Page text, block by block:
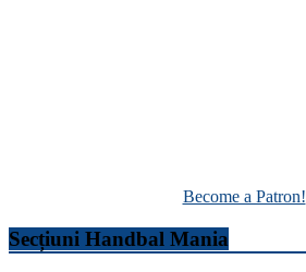
Become a Patron!
Secțiuni Handbal Mania